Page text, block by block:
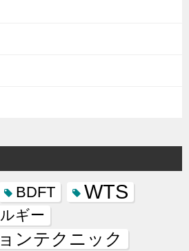
BDFT WTS
ギー
ンテクニック